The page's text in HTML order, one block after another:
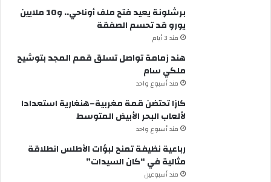
برشلونة يعيد فتح ملف أوناحي.. و10 ملايين
يورو قد تحسم الصفقة
مند 3 أيام
هند زمامة تواصل تسلق قمم المجد بتوشيح
ملكي سام
مند أسبوع واحد
كازا تحتضن قمة مغربية–هنغارية استعدادا
لألعاب البحر الأبيض المتوسط
مند أسبوع واحد
رباعية نظيفة تمنح لبؤات الأطلس انطلاقة
مثالية في “كان السيدات”
مند أسبوعين